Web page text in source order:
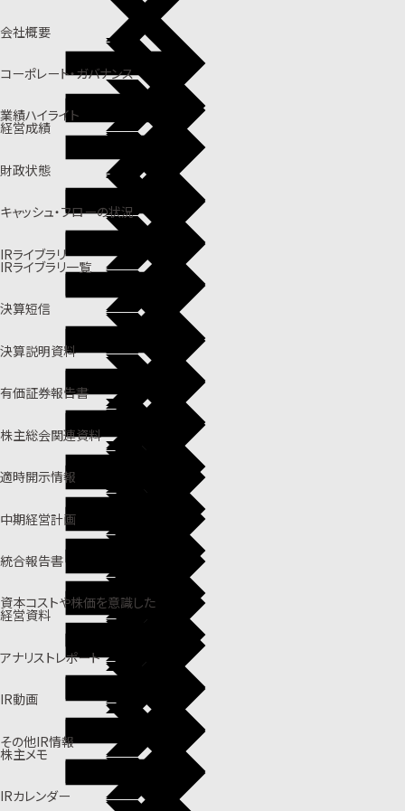
会社概要
コーポレート・ガバナンス
業績ハイライト
経営成績
財政状態
キャッシュ・フローの状況
IRライブラリ
IRライブラリ一覧
決算短信
決算説明資料
有価証券報告書
株主総会関連資料
適時開示情報
中期経営計画
統合報告書
資本コストや株価を意識した
経営資料
アナリストレポート
IR動画
その他IR情報
株主メモ
IRカレンダー